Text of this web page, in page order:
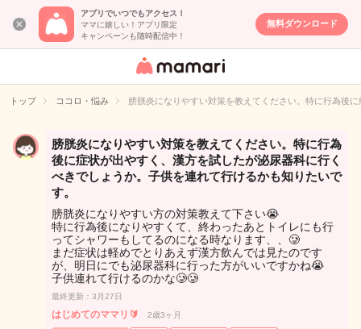
アプリでいつでもアクセス！
ママに嬉しい！アプリ限定
キャンペーンも随時配信中！
無料ダウンロード
女性専用匿名QA
イト
トップ ココロ・悩み 膀胱炎になりやすい対策を教えてください。特に行為後
膀胱炎になりやすい対策を教えてください。特に行為
後に症状が出やすく、漢方を試したが泌尿器科に行く
べきでしょうか。子供を連れて行けるかも知りたいで
す。
膀胱炎になりやすい方の対策教えて下さい😭
特に行為後になりやすくて、終わったあとトイレにも行
ってシャワーもしてるのになる時なります、、🥲
まだ症状は軽めでとりあえず漢方飲んでは見たのです
が、明日にでも泌尿器科に行った方がいいですかね😭
子供連れて行けるのかな🥲🥲
最終更新：3月27日
はじめてのママリ🔰 2歳3ヶ月